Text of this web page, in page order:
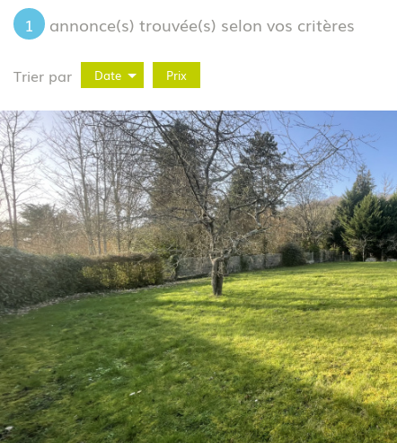
1 annonce(s) trouvée(s) selon vos critères
Vente
Trier par Date Prix